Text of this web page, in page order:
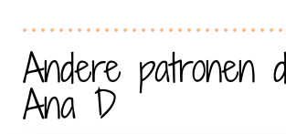
Andere patronen
Ana D